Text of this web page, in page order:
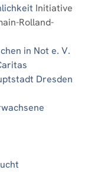
Initiative
Rolland-
in Not e. V.
Dresden